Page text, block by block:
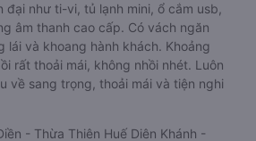
đại như ti-vi, tủ lạnh mini, ổ cắm usb,
âm thanh cao cấp. Có vách ngăn
lái và khoang hành khách. Khoảng
rất thoải mái, không nhồi nhét. Luôn
về sang trọng, thoải mái và tiện nghi
- Thừa Thiên Huế Diên Khánh -